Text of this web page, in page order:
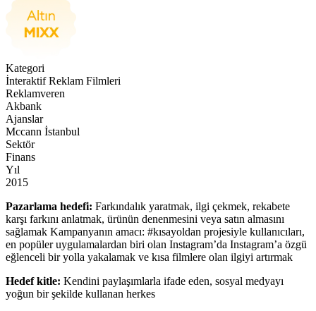
Kategori
İnteraktif Reklam Filmleri
Reklamveren
Akbank
Ajanslar
Mccann İstanbul
Sektör
Finans
Yıl
2015
Pazarlama hedefi: Farkındalık yaratmak, ilgi çekmek, rekabete
karşı farkını anlatmak, ürünün denenmesini veya satın almasını
sağlamak Kampanyanın amacı: #kısayoldan projesiyle kullanıcıları,
en popüler uygulamalardan biri olan Instagram’da Instagram’a özgü
eğlenceli bir yolla yakalamak ve kısa filmlere olan ilgiyi artırmak
Hedef kitle: Kendini paylaşımlarla ifade eden, sosyal medyayı
yoğun bir şekilde kullanan herkes